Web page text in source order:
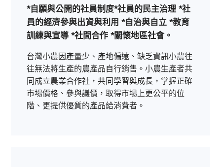
*自願與公開的社員制度*社員的民主治理 *社
員的經濟參與出資與利用 *自治與自立 *教育
訓練與宣導*社間合作 *關懷地區社會。
台灣小農因產量少、產地偏遠、缺乏資訊小農往
往無法將生產的農產品自行銷售。小農生產者共
同成立農業合作社，共同學習與成長，掌握正確
市場價格、參與議價，取得市場上更公平的位
階、更提供優質的產品給消費者。